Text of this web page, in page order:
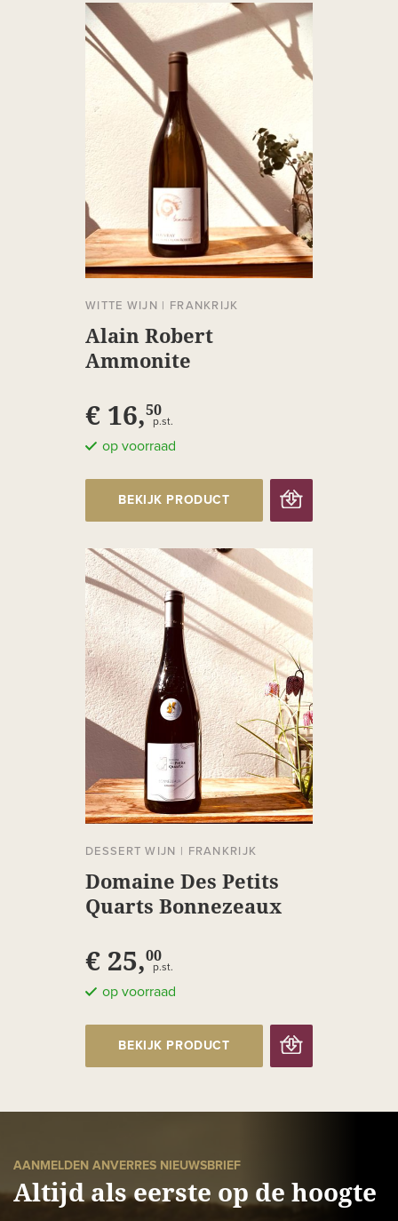
WITTE WIJN | FRANKRIJK
Alain Robert
Ammonite
€ 16,50
p.st.
op voorraad
BEKIJK PRODUCT
DESSERT WIJN | FRANKRIJK
Domaine Des Petits
Quarts Bonnezeaux
€ 25,00
p.st.
op voorraad
BEKIJK PRODUCT
AANMELDEN ANVERRES NIEUWSBRIEF
Altijd als eerste op de hoogte